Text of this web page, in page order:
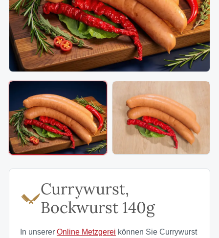
Currywurst,
Bockwurst 140g
In unserer Online Metzgerei können Sie Currywurst